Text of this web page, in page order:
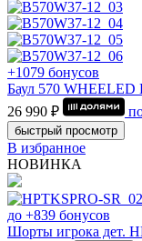
+1079 бонусов
Баул 570
26 990 ₽
быстрый просмотр
В избранное
НОВИНКА
до +839 бонусов
Шорты игрока дет.